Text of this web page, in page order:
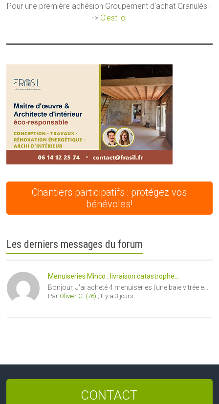
Pour une première adhésion Groupement d'achat Granulés -
-> C'est ici
Chantiers participatifs : protégez vos
bénévoles!
Les derniers messages du forum
Menuiseries Minco : livraison catastrophe...
Bonjour, J'ai acheté 4 menuiseries (une baie vitrée e...
Par Olivier G. (76) , Il y a 3 jours
CONTACT